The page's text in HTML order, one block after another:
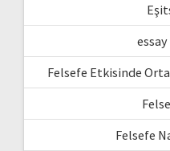
Felsefe Etkisinde
Felsefe